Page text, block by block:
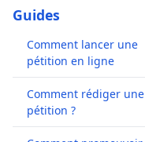
Guides
Comment lancer une
pétition en ligne
Comment rédiger une
pétition ?